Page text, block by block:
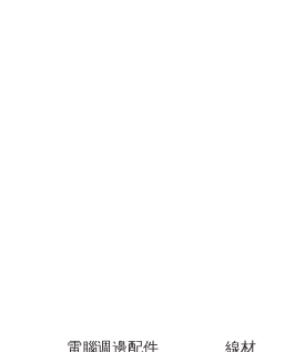
電腦週邊配件 線材